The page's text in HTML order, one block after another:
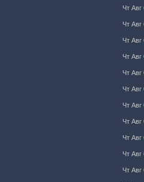
Чт Авг
Чт Авг
Чт Авг
Чт Авг
Чт Авг
Чт Авг
Чт Авг
Чт Авг
Чт Авг
Чт Авг
Чт Авг